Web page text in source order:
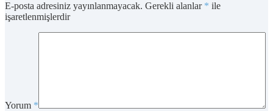
E-posta adresiniz yayınlanmayacak. Gerekli alanlar * ile
işaretlenmişlerdir
Yorum *